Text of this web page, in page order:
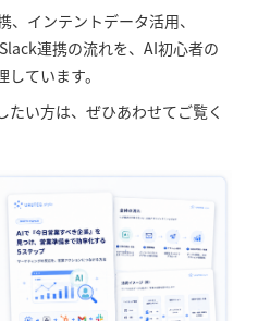
インテントデータ活用、
連携の流れを、AI初心者の
ています。
たい方は、ぜひあわせてご覧く